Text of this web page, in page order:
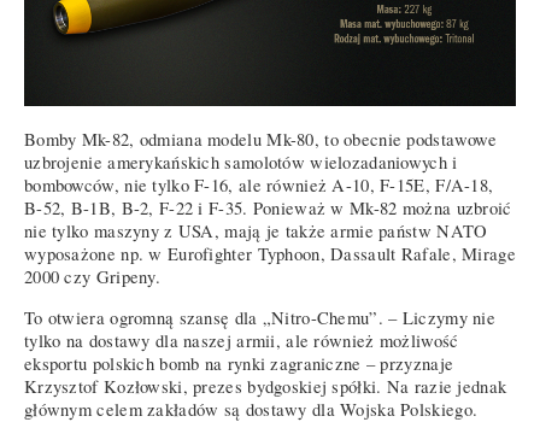
Bomby Mk-82, odmiana modelu Mk-80, to obecnie podstawowe
uzbrojenie amerykańskich samolotów wielozadaniowych i
bombowców, nie tylko F-16, ale również A-10, F-15E, F/A-18,
B-52, B-1B, B-2, F-22 i F-35. Ponieważ w Mk-82 można uzbroić
nie tylko maszyny z USA, mają je także armie państw NATO
wyposażone np. w Eurofighter Typhoon, Dassault Rafale, Mirage
2000 czy Gripeny.
To otwiera ogromną szansę dla „Nitro-Chemu”. – Liczymy nie
tylko na dostawy dla naszej armii, ale również możliwość
eksportu polskich bomb na rynki zagraniczne – przyznaje
Krzysztof Kozłowski, prezes bydgoskiej spółki. Na razie jednak
głównym celem zakładów są dostawy dla Wojska Polskiego.